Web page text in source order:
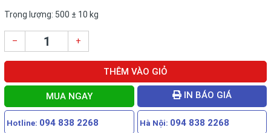
Trọng lượng: 500 ± 10 kg
– +
THÊM VÀO GIỎ
MUA NGAY IN BÁO GIÁ
Hotline: 094 838 2268 Hà Nội: 094 838 2268